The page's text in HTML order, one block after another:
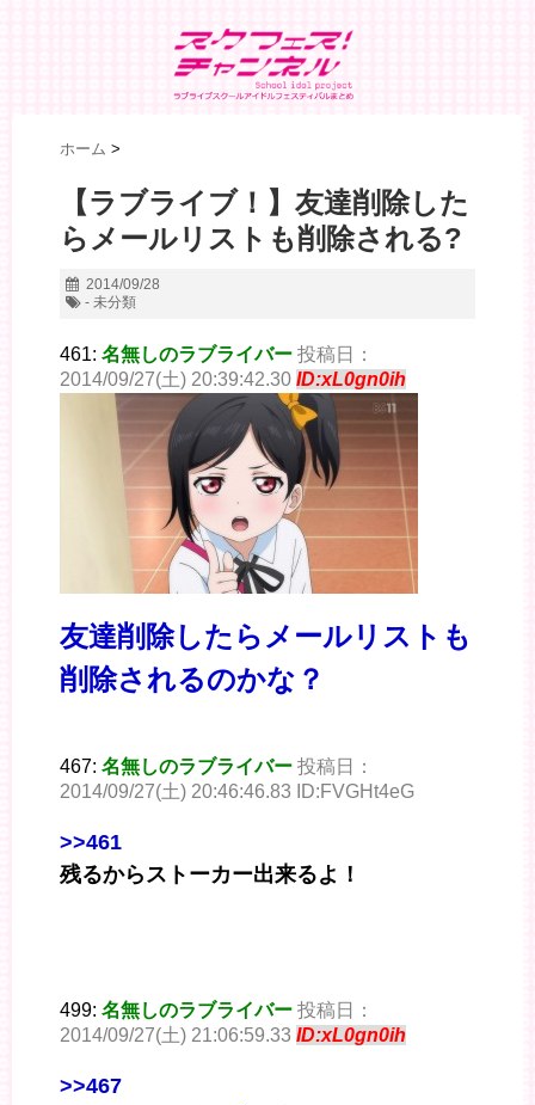
ホーム >
【ラブライブ！】友達削除した
らメールリストも削除される?
2014/09/28
- 未分類
461: 名無しのラブライバー 投稿日：
2014/09/27(土) 20:39:42.30 ID:xL0gn0ih
友達削除したらメールリストも
削除されるのかな？
467: 名無しのラブライバー 投稿日：
2014/09/27(土) 20:46:46.83 ID:FVGHt4eG
>>461
残るからストーカー出来るよ！
499: 名無しのラブライバー 投稿日：
2014/09/27(土) 21:06:59.33 ID:xL0gn0ih
>>467